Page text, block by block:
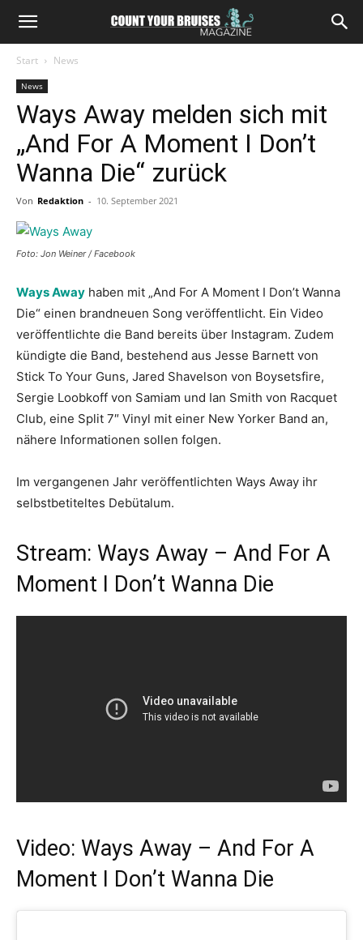
Start News
News
Ways Away melden sich mit
„And For A Moment I Don’t
Wanna Die“ zurück
Von Redaktion - 10. September 2021
Foto: Jon Weiner / Facebook
Ways Away haben mit „And For A Moment I Don’t Wanna
Die“ einen brandneuen Song veröffentlicht. Ein Video
veröffentlichte die Band bereits über Instagram. Zudem
kündigte die Band, bestehend aus Jesse Barnett von
Stick To Your Guns, Jared Shavelson von Boysetsfire,
Sergie Loobkoff von Samiam und Ian Smith von Racquet
Club, eine Split 7″ Vinyl mit einer New Yorker Band an,
nähere Informationen sollen folgen.
Im vergangenen Jahr veröffentlichten Ways Away ihr
selbstbetiteltes Debütalum.
Stream: Ways Away – And For A
Moment I Don’t Wanna Die
Video: Ways Away – And For A
Moment I Don’t Wanna Die